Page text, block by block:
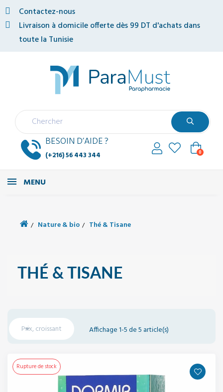
Contactez-nous
Livraison à domicile offerte dès 99 DT d'achats dans
toute la Tunisie
BESOIN D’AIDE ?
(+216) 56 443 344 0
MENU
Nature & bio Thé & Tisane
THÉ & TISANE
Prix, croissant
 Affichage 1-5 de 5 article(s)
Rupture de stock